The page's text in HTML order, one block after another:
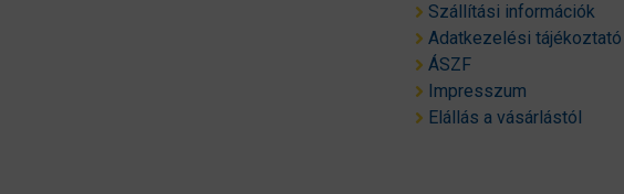
Szállítási információk
Adatkezelési tájékoztató
ÁSZF
Impresszum
Elállás a vásárlástól